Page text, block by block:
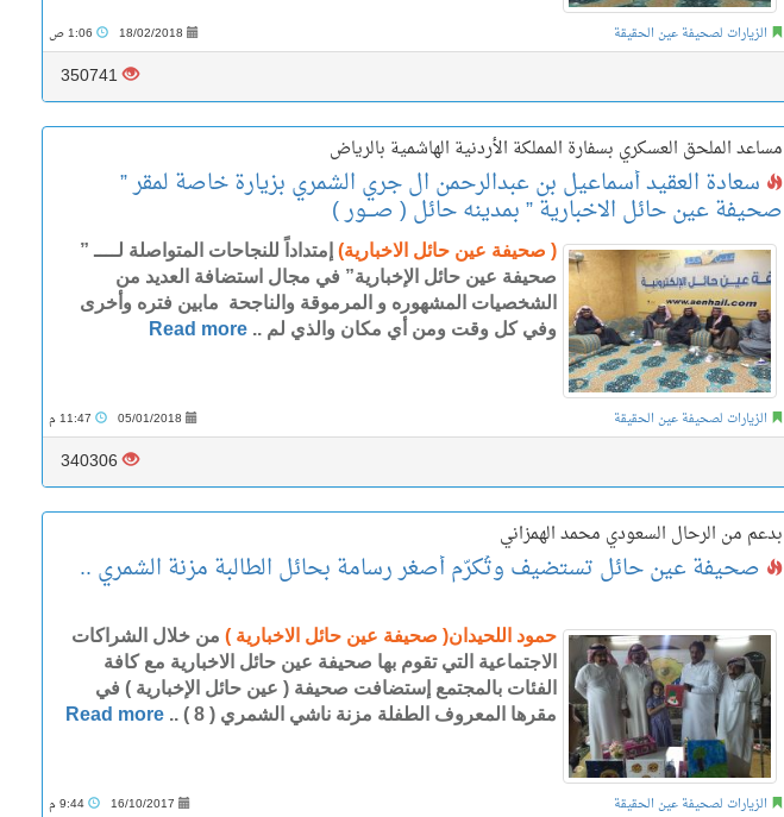
الزيارات لصحيفة عين الحقيقة 18/02/2018
350741
مساعد الملحق العسكري بسفارة المملكة الأردنية الهاشمية بالرياض
سعادة العقيد أسماعيل بن عبدالرحمن ال جري الشمري بزيارة خاصة لمقر ”
صحيفة عين حائل الاخبارية ” بمدينه حائل ( صـــور )
( صحيفة عين حائل الاخبارية) إمتداداً للنجاحات المتواصلة لــــ ”
صحيفة عين حائل الإخبارية” في مجال استضافة العديد من
الشخصيات المشهوره و المرموقة والناجحة مابين فتره وأخرى
وفي كل وقت ومن أي مكان والذي لم .. Read more
الزيارات لصحيفة عين الحقيقة 05/01/2018
340306
بدعم من الرحال السعودي محمد الهمزاني
صحيفة عين حائل تستضيف وتُكرّم أصغر رسامة بحائل الطالبة مزنة الشمري ..
حمود اللحيدان( صحيفة عين حائل الاخبارية ) من خلال الشراكات
الاجتماعية التي تقوم بها صحيفة عين حائل الاخبارية مع كافة
الفئات بالمجتمع إستضافت صحيفة ( عين حائل الإخبارية ) في
مقرها المعروف الطفلة مزنة ناشي الشمري ( 8 ) ..
Read more
الزيارات لصحيفة عين الحقيقة 16/10/2017